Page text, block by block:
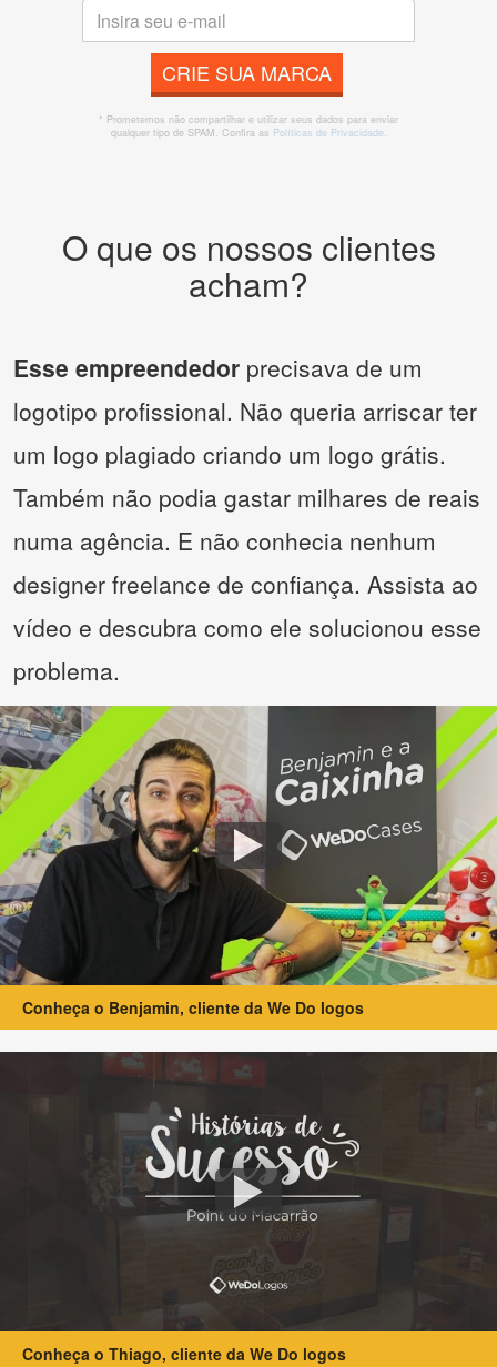
CRIE SUA MARCA
* Prometemos não compartilhar e utilizar seus dados para enviar
qualquer tipo de SPAM. Confira as Políticas de Privacidade.
O que os nossos clientes
acham?
Esse empreendedor precisava de um
logotipo profissional. Não queria arriscar ter
um logo plagiado criando um logo grátis.
Também não podia gastar milhares de reais
numa agência. E não conhecia nenhum
designer freelance de confiança. Assista ao
vídeo e descubra como ele solucionou esse
problema.
Conheça o Benjamin, cliente da We Do logos
Conheça o Thiago, cliente da We Do logos